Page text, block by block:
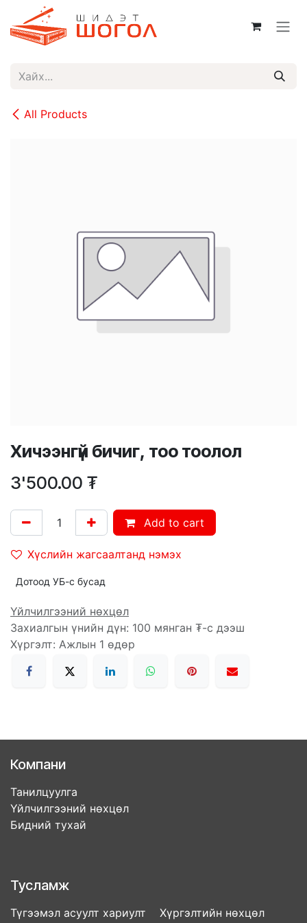
Skip to Content
All Products
Хичээнгүй бичиг, тоо тоолол
3'500.00 ₮
Add to cart
Хүслийн жагсаалтанд нэмэх
Дотоод УБ-с бусад
Үйлчилгээний нөхцөл
Захиалгын үнийн дүн: 100 мянган ₮-с дээш
Хүргэлт: Ажлын 1 өдөр
Компани
Танилцуулга
Үйлчилгээний нөхцөл
Бидний тухай
Тусламж
Түгээмэл асуулт хариулт Хүргэлтийн нөхцөл